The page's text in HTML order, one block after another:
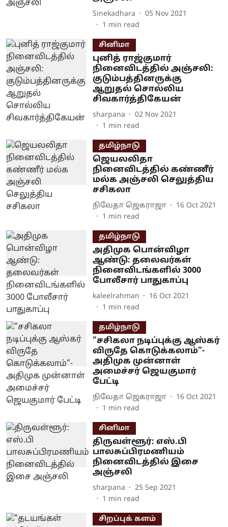
Sinekadhara
05 Nov 2021
1 min read
சினிமா
புனித் ராஜ்குமார்
நினைவிடத்தில் அஞ்சலி:
குடும்பத்தினருக்கு
ஆறுதல் சொல்லிய
சிவகார்த்திகேயன்
sharpana
02 Nov 2021
1 min read
தமிழ்நாடு
ஜெயலலிதா
நினைவிடத்தில் கண்ணீர்
மல்க அஞ்சலி செலுத்திய
சசிகலா
நிவேதா ஜெகராஜா
16 Oct 2021
1 min read
தமிழ்நாடு
அதிமுக பொன்விழா
ஆண்டு: தலைவர்கள்
நினைவிடங்களில் 3000
போலீசார் பாதுகாப்பு
kaleelrahman
16 Oct 2021
1 min read
தமிழ்நாடு
"சசிகலா நடிப்புக்கு ஆஸ்கர்
விருதே கொடுக்கலாம்”-
அதிமுக முன்னாள்
அமைச்சர் ஜெயகுமார்
பேட்டி
நிவேதா ஜெகராஜா
16 Oct 2021
1 min read
சினிமா
திருவள்ளூர்: எஸ்.பி
பாலசுப்பிரமணியம்
நினைவிடத்தில் இசை
அஞ்சலி
sharpana
25 Sep 2021
1 min read
சிறப்புக் களம்